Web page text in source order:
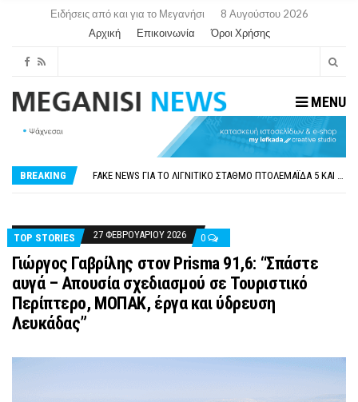
Ειδήσεις από και για το Μεγανήσι
8 Αυγούστου 2026
Αρχική
Επικοινωνία Όροι Χρήσης
MENU
BREAKING
ΠΑΡΑΙΤΉΘΗΚΕ Η ΑΝΤΙΔΉΜΑΡΧΟΣ ΠΟΛΙΤΙΣΜΟΎ ΜΕΓΑΝΗΣΊΟΥ Κ . ΕΥΑΓΓΕΛΊΑ ΜΕΛΆ. Η ΕΠΙΣΤΟΛΉ ΤΗΣ ΠΑΡΑΊΤΗΣΗΣ
FAKE NEWS ΓΙΑ ΤΟ ΛΙΓΝΙΤΙΚΌ ΣΤΑΘΜΌ ΠΤΟΛΕΜΑΪ́ΔΑ 5 ΚΑΙ ΤΗΝ ΕΝΕΡΓΕΙΑΚΉ ΑΣΦΆΛΕΙΑ ΤΗΣ ΧΏΡΑΣ
TOP STORIES
27 ΦΕΒΡΟΥΑΡΊΟΥ 2026 0
Γιώργος Γαβρίλης στον Prisma 91,6: “Σπάστε
αυγά – Απουσία σχεδιασμού σε Τουριστικό
Περίπτερο, ΜΟΠΑΚ, έργα και ύδρευση
Λευκάδας”